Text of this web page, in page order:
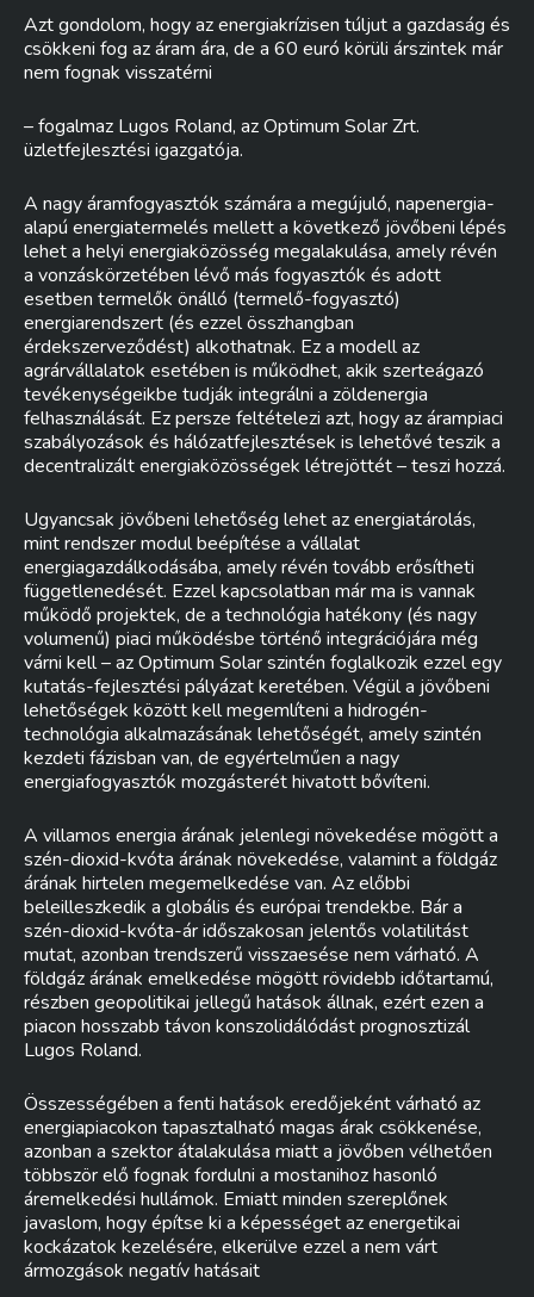
Azt gondolom, hogy az energiakrízisen túljut a gazdaság és
csökkeni fog az áram ára, de a 60 euró körüli árszintek már
nem fognak visszatérni
– fogalmaz Lugos Roland, az Optimum Solar Zrt.
üzletfejlesztési igazgatója.
A nagy áramfogyasztók számára a megújuló, napenergia-
alapú energiatermelés mellett a következő jövőbeni lépés
lehet a helyi energiaközösség megalakulása, amely révén
a vonzáskörzetében lévő más fogyasztók és adott
esetben termelők önálló (termelő-fogyasztó)
energiarendszert (és ezzel összhangban
érdekszerveződést) alkothatnak. Ez a modell az
agrárvállalatok esetében is működhet, akik szerteágazó
tevékenységeikbe tudják integrálni a zöldenergia
felhasználását. Ez persze feltételezi azt, hogy az árampiaci
szabályozások és hálózatfejlesztések is lehetővé teszik a
decentralizált energiaközösségek létrejöttét – teszi hozzá.
Ugyancsak jövőbeni lehetőség lehet az energiatárolás,
mint rendszer modul beépítése a vállalat
energiagazdálkodásába, amely révén tovább erősítheti
függetlenedését. Ezzel kapcsolatban már ma is vannak
működő projektek, de a technológia hatékony (és nagy
volumenű) piaci működésbe történő integrációjára még
várni kell – az Optimum Solar szintén foglalkozik ezzel egy
kutatás-fejlesztési pályázat keretében. Végül a jövőbeni
lehetőségek között kell megemlíteni a hidrogén-
technológia alkalmazásának lehetőségét, amely szintén
kezdeti fázisban van, de egyértelműen a nagy
energiafogyasztók mozgásterét hivatott bővíteni.
A villamos energia árának jelenlegi növekedése mögött a
szén-dioxid-kvóta árának növekedése, valamint a földgáz
árának hirtelen megemelkedése van. Az előbbi
beleilleszkedik a globális és európai trendekbe. Bár a
szén-dioxid-kvóta-ár időszakosan jelentős volatilitást
mutat, azonban trendszerű visszaesése nem várható. A
földgáz árának emelkedése mögött rövidebb időtartamú,
részben geopolitikai jellegű hatások állnak, ezért ezen a
piacon hosszabb távon konszolidálódást prognosztizál
Lugos Roland.
Összességében a fenti hatások eredőjeként várható az
energiapiacokon tapasztalható magas árak csökkenése,
azonban a szektor átalakulása miatt a jövőben vélhetően
többször elő fognak fordulni a mostanihoz hasonló
áremelkedési hullámok. Emiatt minden szereplőnek
javaslom, hogy építse ki a képességet az energetikai
kockázatok kezelésére, elkerülve ezzel a nem várt
ármozgások negatív hatásait